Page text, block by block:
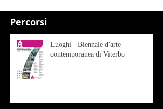
Percorsi
Luoghi - Biennale d'arte
contemporanea di Viterbo